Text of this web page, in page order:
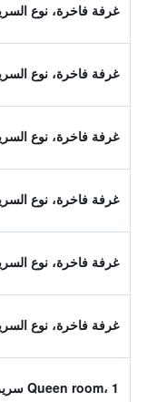
غرفة فاخرة، نوع
غرفة فاخرة، نوع
غرفة فاخرة، نوع
غرفة فاخرة، نوع
غرفة فاخرة، نوع
غرفة فاخرة، نوع
Queen room، 1 سرير كوين